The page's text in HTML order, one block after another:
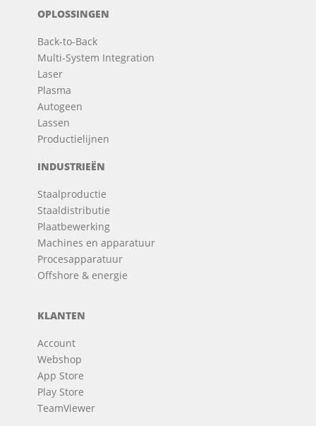
OPLOSSINGEN
Back-to-Back
Multi-System Integration
Laser
Plasma
Autogeen
Lassen
Productielijnen
INDUSTRIEËN
Staalproductie
Staaldistributie
Plaatbewerking
Machines en apparatuur
Procesapparatuur
Offshore & energie
KLANTEN
Account
Webshop
App Store
Play Store
TeamViewer